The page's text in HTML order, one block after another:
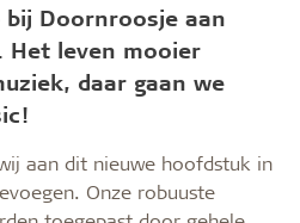
Doornroosje aan
Het leven mooier
daar gaan we
aan dit nieuwe hoofdstuk in
Onze robuuste